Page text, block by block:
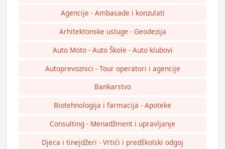
Agencije - Ambasade i konzulati
Arhitektonske usluge - Geodezija
Auto Moto - Auto Škole - Auto klubovi
Autoprevoznici - Tour operatori i agencije
Bankarstvo
Biotehnologija i farmacija - Apoteke
Consulting - Menadžment i upravljanje
Djeca i tinejdžeri - Vrtići i predškolski odgoj